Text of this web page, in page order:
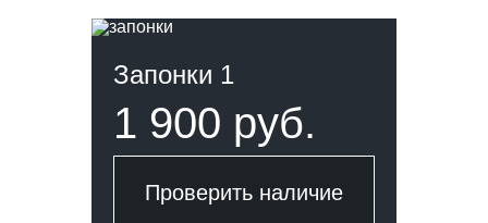
Запонки 1
1 900 руб.
Проверить наличие